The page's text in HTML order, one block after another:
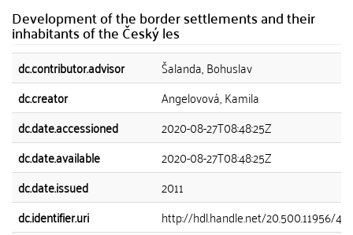
Development of the border settlements and their
inhabitants of the Český les
dc.contributor.advisor
Šalanda, Bohuslav
dc.creator
Angelovová, Kamila
dc.date.accessioned
2020-08-27T08:48:25Z
dc.date.available
2020-08-27T08:48:25Z
dc.date.issued
2011
dc.identifier.uri
http://hdl.handle.net/20.500.11956/